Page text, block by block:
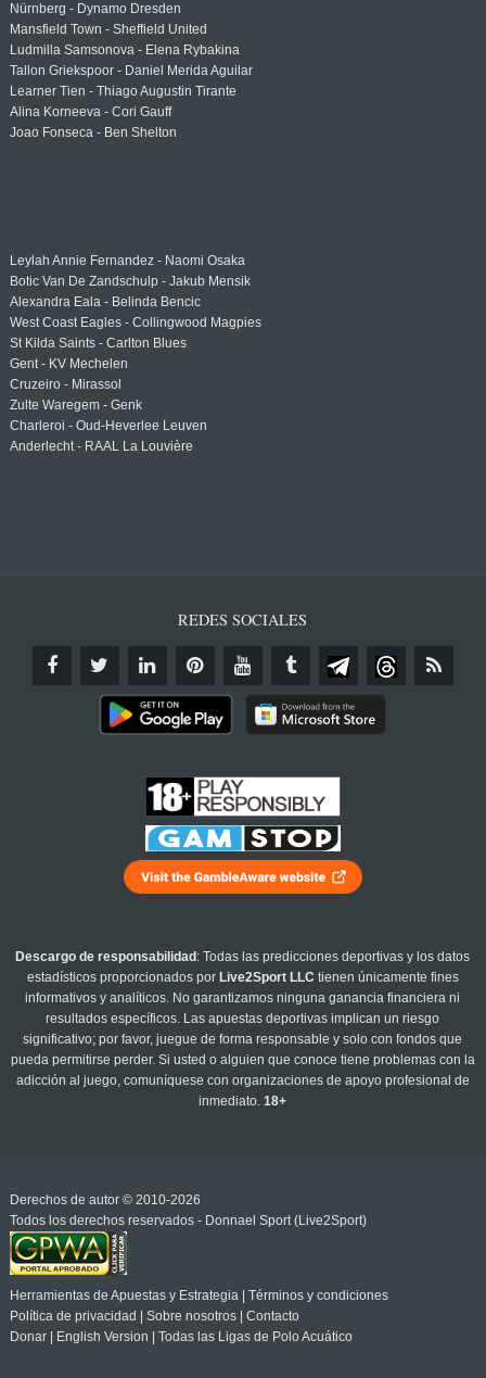
Nürnberg - Dynamo Dresden
Mansfield Town - Sheffield United
Ludmilla Samsonova - Elena Rybakina
Tallon Griekspoor - Daniel Merida Aguilar
Learner Tien - Thiago Augustin Tirante
Alina Korneeva - Cori Gauff
Joao Fonseca - Ben Shelton
Leylah Annie Fernandez - Naomi Osaka
Botic Van De Zandschulp - Jakub Mensik
Alexandra Eala - Belinda Bencic
West Coast Eagles - Collingwood Magpies
St Kilda Saints - Carlton Blues
Gent - KV Mechelen
Cruzeiro - Mirassol
Zulte Waregem - Genk
Charleroi - Oud-Heverlee Leuven
Anderlecht - RAAL La Louvière
REDES SOCIALES
Descargo de responsabilidad : Todas las predicciones deportivas y los datos
estadísticos proporcionados por Live2Sport LLC tienen únicamente fines
informativos y analíticos. No garantizamos ninguna ganancia financiera ni
resultados específicos. Las apuestas deportivas implican un riesgo
significativo; por favor, juegue de forma responsable y solo con fondos que
pueda permitirse perder. Si usted o alguien que conoce tiene problemas con la
adicción al juego, comuníquese con organizaciones de apoyo profesional de
inmediato.18+
Derechos de autor © 2010-2026
Todos los derechos reservados - Donnael Sport (Live2Sport)
Herramientas de Apuestas y Estrategia| Términos y condiciones
Política de privacidad
Sobre nosotros| Contacto
Donar| English Version Todas las Ligas de Polo Acuático